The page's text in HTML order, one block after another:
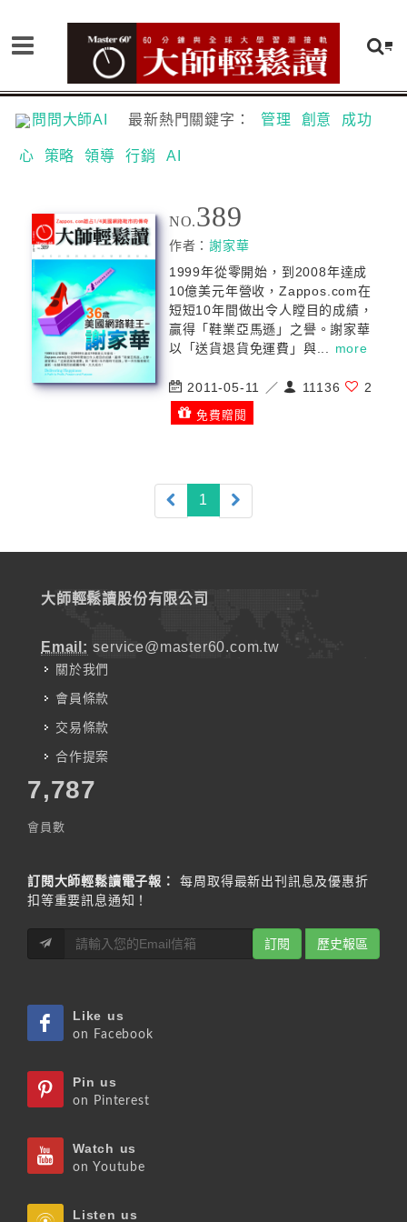
問問大師AI 最新熱門關鍵字： 管理 創意 成功
心 策略 領導 行銷 AI
NO.389
作者：謝家華
1999年從零開始，到2008年達成
10億美元年營收，Zappos.com在
短短10年間做出令人瞠目的成績，
贏得「鞋業亞馬遜」之譽。謝家華
以「送貨退貨免運費」與... more
2011-05-11 ／ 11136 2
免費贈閱
1 (current)
大師輕鬆讀股份有限公司
Email: service@master60.com.tw
關於我們
會員條款
交易條款
合作提案
7,787
會員數
訂閱大師輕鬆讀電子報：
每周取得最新出刊訊息及優惠折
扣等重要訊息通知！
訂閱 歷史報區
Like us
on Facebook
Pin us
on Pinterest
Watch us
on Youtube
Listen us